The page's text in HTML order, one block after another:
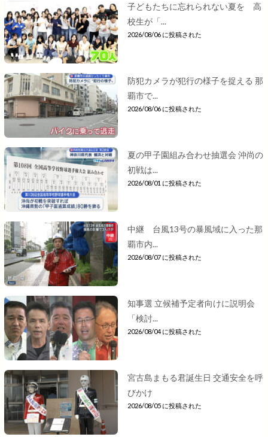
子どもたちに忘れられない夏を 高
校生が「...
2026/08/06 に投稿された
防犯カメラが犯行の様子を捉える 那
覇市で...
2026/08/06 に投稿された
夏の甲子園組み合わせ抽選会 沖尚の
初戦は...
2026/08/01 に投稿された
中継 台風13号の暴風域に入った那
覇市内...
2026/08/07 に投稿された
知事選 立候補予定者向けに説明会
「検討...
2026/08/04 に投稿された
宮古島まもる君誕生日 交通安全を呼
びかけ
2026/08/05 に投稿された